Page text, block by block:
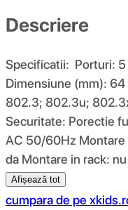
Descriere
Specificatii: Porturi:
Dimensiune (mm):
802.3; 802.3u;
Securitate: Porectie
AC 50/60Hz Montare
da Montare in rack: nu
Afișează tot
cumpara de pe